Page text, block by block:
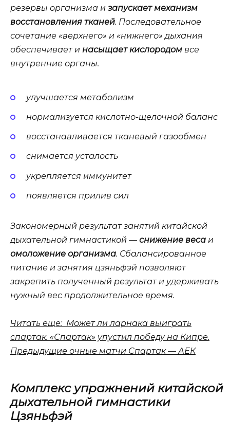
резервы организма и запускает механизм
восстановления тканей. Последовательное
сочетание «верхнего» и «нижнего» дыхания
обеспечивает и насыщает кислородом все
внутренние органы.
улучшается метаболизм
нормализуется кислотно-щелочной баланс
восстанавливается тканевый газообмен
снимается усталость
укрепляется иммунитет
появляется прилив сил
Закономерный результат занятий китайской
дыхательной гимнастикой — снижение веса и
омоложение организма. Сбалансированное
питание и занятия цзяньфэй позволяют
закрепить полученный результат и удерживать
нужный вес продолжительное время.
Читать еще: Может ли ларнака выиграть
спартак. «Спартак» упустил победу на Кипре.
Предыдущие очные матчи Спартак — АЕК
Комплекс упражнений китайской
дыхательной гимнастики
Цзяньфэй